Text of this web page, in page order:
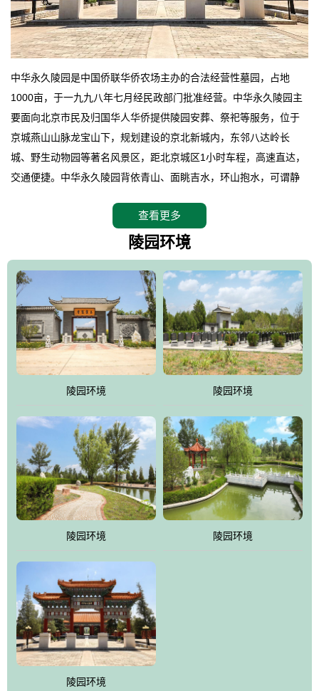
中华永久陵园是中国侨联华侨农场主办的合法经营性墓园，占地
1000亩，于一九九八年七月经民政部门批准经营。中华永久陵园主
要面向北京市民及归国华人华侨提供陵园安葬、祭祀等服务，位于
京城燕山山脉龙宝山下，规划建设的京北新城内，东邻八达岭长
城、野生动物园等著名风景区，距北京城区1小时车程，高速直达，
交通便捷。中华永久陵园背依青山、面眺吉水，环山抱水，可谓静
地。在总体设计上完全以中国传统文化作为前渠，由三条山脊环绕
而成，宛如一把太师椅，呈坐南朝北向，左青龙，右白虎，前朱
环绕挡住了外界的风吹，流动的生气遇到官厅的水又止住了，正好
符合山环水抱，藏风纳气的要求。中华永久陵园风景庄重典雅、气
势如宏，是华北地区最大的平川式墓园，陵园以皇家建筑风格为载
体吸取现代园林艺术之精华
查看更多
陵园环境
陵园环境 陵园环境
陵园环境 陵园环境
陵园环境